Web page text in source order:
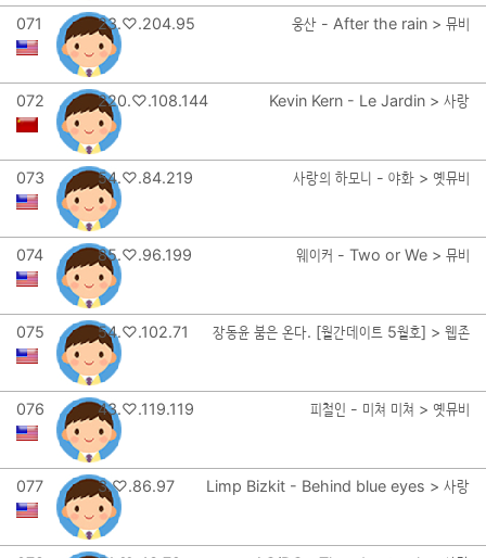
071 23.♡.204.95 웅산 - After the rain > 뮤비
072 220.♡.108.144 Kevin Kern - Le Jardin > 사랑
073 54.♡.84.219 사랑의 하모니 - 야화 > 옛뮤비
074 85.♡.96.199 웨이커 - Two or We > 뮤비
075 54.♡.102.71 장동윤 붐은 온다. [월간데이트 5월호] > 웹존
076 43.♡.119.119 피철인 - 미쳐 미쳐 > 옛뮤비
077 3.♡.86.97 Limp Bizkit - Behind blue eyes > 사랑